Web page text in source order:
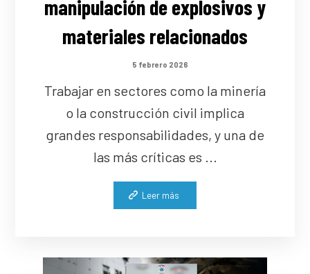
manipulación de explosivos y
materiales relacionados
5 febrero 2026
Trabajar en sectores como la minería
o la construcción civil implica
grandes responsabilidades, y una de
las más críticas es ...
Leer más